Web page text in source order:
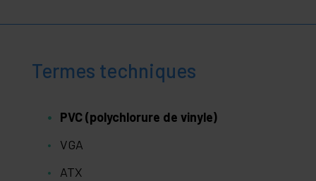
Termes techniques
PVC (polychlorure de vinyle)
VGA
ATX